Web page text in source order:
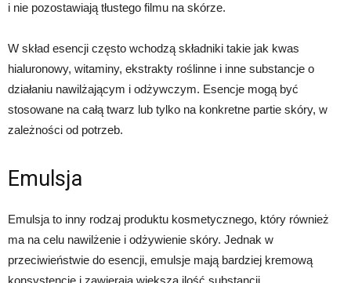
i nie pozostawiają tłustego filmu na skórze.
W skład esencji często wchodzą składniki takie jak kwas
hialuronowy, witaminy, ekstrakty roślinne i inne substancje o
działaniu nawilżającym i odżywczym. Esencje mogą być
stosowane na całą twarz lub tylko na konkretne partie skóry, w
zależności od potrzeb.
Emulsja
Emulsja to inny rodzaj produktu kosmetycznego, który również
ma na celu nawilżenie i odżywienie skóry. Jednak w
przeciwieństwie do esencji, emulsje mają bardziej kremową